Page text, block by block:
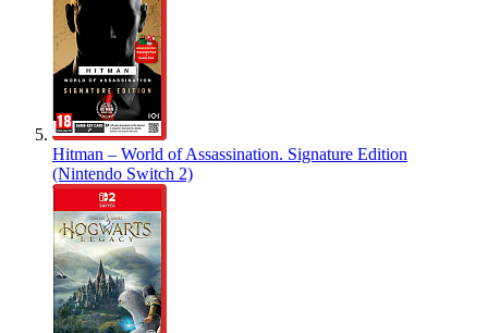
Hitman – World of Assassination. Signature Edition
(Nintendo Switch 2)